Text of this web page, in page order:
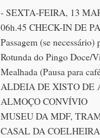
- SEXTA-FEIRA, 13
06h.45 CHECK-IN DE
Passagem (se
Rotunda do Pingo Doce/
Mealhada (Pausa para
ALDEIA DE XISTO DE
ALMOÇO CONVÍVIO
MUSEU DA MDF,
CASAL DA COELHEIRA